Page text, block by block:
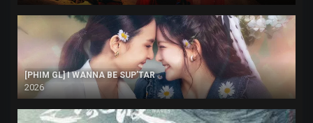
[PHIM GL] I WANNA BE SUP’TAR
2026